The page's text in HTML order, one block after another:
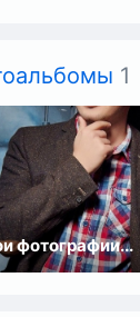
1
фотографии...